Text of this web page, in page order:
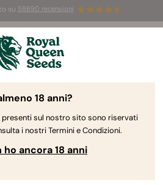
su 58690 recensioni
Fino al 50% di sconto
⏤
RQS Blog
18 anni?
sul nostro sito sono riservati
i nostri Termini e Condizioni.
ho ancora 18 anni